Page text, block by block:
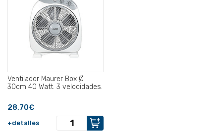
Ventilador Maurer Box Ø
30cm 40 Watt. 3 velocidades.
28,70€
+detalles